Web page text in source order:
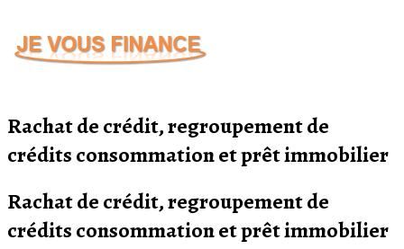
contenu
Rachat de crédit, regroupement de
crédits consommation et prêt immobilier
Rachat de crédit, regroupement de
crédits consommation et prêt immobilier